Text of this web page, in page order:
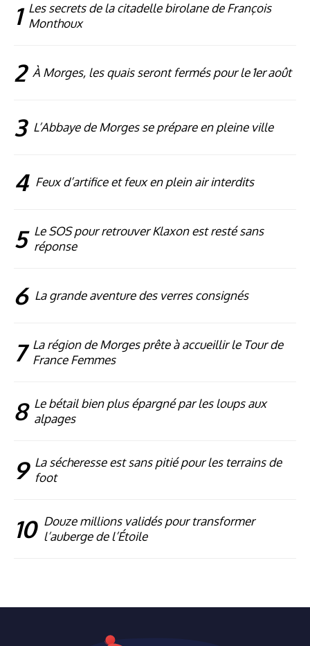
1 Les secrets de la citadelle birolane de François
Monthoux
2 À Morges, les quais seront fermés pour le 1er août
3 L’Abbaye de Morges se prépare en pleine ville
4 Feux d’artifice et feux en plein air interdits
5 Le SOS pour retrouver Klaxon est resté sans
réponse
6 La grande aventure des verres consignés
7 La région de Morges prête à accueillir le Tour de
France Femmes
8 Le bétail bien plus épargné par les loups aux
alpages
9 La sécheresse est sans pitié pour les terrains de
foot
10 Douze millions validés pour transformer
l’auberge de l’Étoile